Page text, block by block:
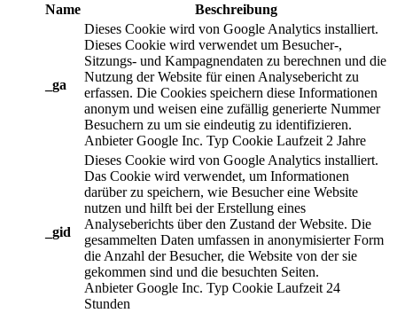
Name
Beschreibung
_ga
Dieses Cookie wird von Google Analytics installiert.
Dieses Cookie wird verwendet um Besucher-,
Sitzungs- und Kampagnendaten zu berechnen und die
Nutzung der Website für einen Analysebericht zu
erfassen. Die Cookies speichern diese Informationen
anonym und weisen eine zufällig generierte Nummer
Besuchern zu um sie eindeutig zu identifizieren.
Anbieter Google Inc. Typ Cookie Laufzeit 2 Jahre
_gid
Dieses Cookie wird von Google Analytics installiert.
Das Cookie wird verwendet, um Informationen
darüber zu speichern, wie Besucher eine Website
nutzen und hilft bei der Erstellung eines
Analyseberichts über den Zustand der Website. Die
gesammelten Daten umfassen in anonymisierter Form
die Anzahl der Besucher, die Website von der sie
gekommen sind und die besuchten Seiten.
Anbieter Google Inc. Typ Cookie Laufzeit 24
Stunden